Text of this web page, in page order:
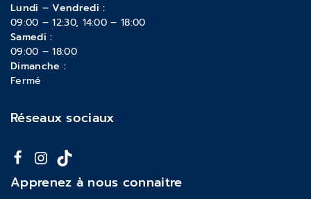
Lundi – Vendredi :
09:00 – 12:30, 14:00 – 18:00
Samedi :
09:00 – 18:00
Dimanche :
Fermé
Réseaux sociaux
Apprenez à nous connaitre